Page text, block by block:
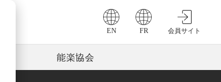
EN FR 会員サイト
能楽協会